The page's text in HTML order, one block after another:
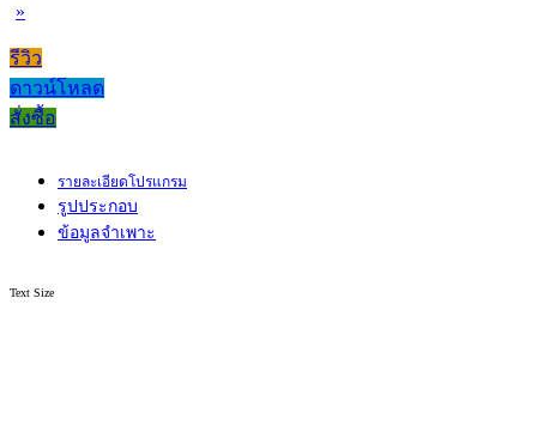
»
รีวิว
ดาวน์โหลด
สั่งซื้อ
รายละเอียดโปรแกรม
รูปประกอบ
ข้อมูลจำเพาะ
Text Size